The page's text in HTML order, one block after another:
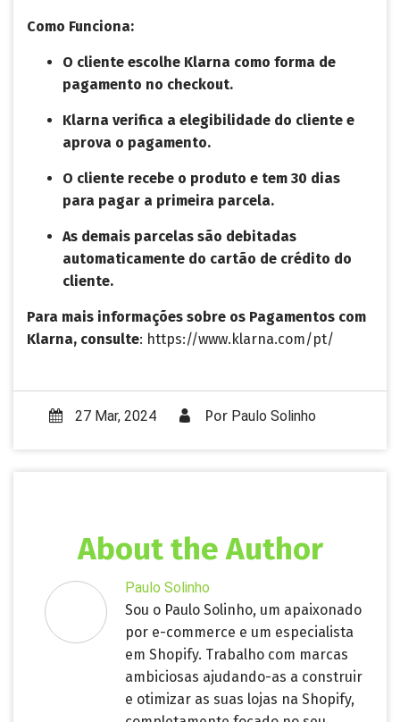
Como Funciona:
O cliente escolhe Klarna como forma de
pagamento no checkout.
Klarna verifica a elegibilidade do cliente e
aprova o pagamento.
O cliente recebe o produto e tem 30 dias
para pagar a primeira parcela.
As demais parcelas são debitadas
automaticamente do cartão de crédito do
cliente.
Para mais informações sobre os Pagamentos com
Klarna, consulte: https://www.klarna.com/pt/
27 Mar, 2024 Por Paulo Solinho
About the Author
Paulo Solinho
Sou o Paulo Solinho, um apaixonado
por e-commerce e um especialista
em Shopify. Trabalho com marcas
ambiciosas ajudando-as a construir
e otimizar as suas lojas na Shopify,